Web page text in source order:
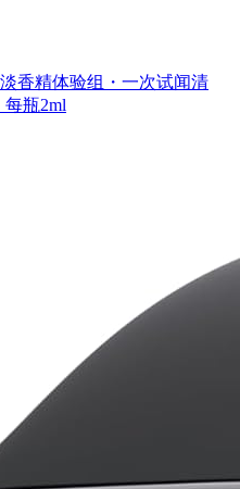
香精体验组・一次试闻清
瓶2ml